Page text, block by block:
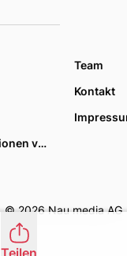
Team
Kontakt
Datenschutzoptionen verwalten
© 2026 Nau media AG
Teilen